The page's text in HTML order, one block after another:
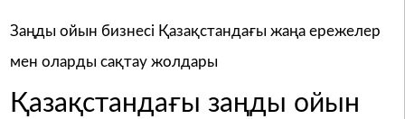
Заңды ойын бизнесі Қазақстандағы жаңа ережелер
мен оларды сақтау жолдары
Қазақстандағы заңды ойын